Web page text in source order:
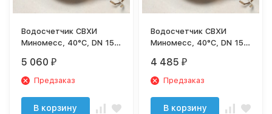
Водосчетчик СВХИ
Миномесс, 40°C, DN 15,
(1L/Imp.), с присоед.
5 060 ₽
Предзаказ
В корзину
Водосчетчик СВХИ
Миномесс, 40°C, DN 15,
(1L/Imp.), без присоед.
4 485 ₽
Предзаказ
В корзину